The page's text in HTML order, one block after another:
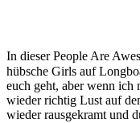
In dieser People Are
hübsche Girls auf
euch geht, aber wenn ich
wieder richtig Lust auf
wieder rausgekramt und